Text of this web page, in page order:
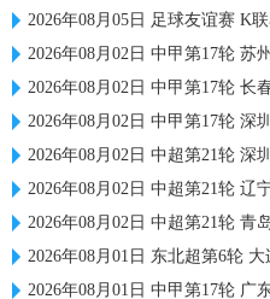
2026年08月05日 足球友谊赛 K
2026年08月02日 中甲第17轮 苏
2026年08月02日 中甲第17轮 长
2026年08月02日 中甲第17轮 深
2026年08月02日 中超第21轮 深
2026年08月02日 中超第21轮 辽
2026年08月02日 中超第21轮 青
2026年08月01日 东北超第6轮
2026年08月01日 中甲第17轮 广